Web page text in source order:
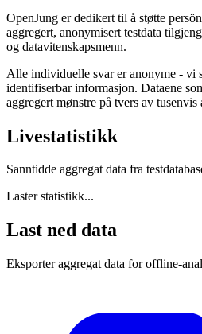
OpenJung er dedikert til å støtte
aggregert, anonymisert testdata
og datavitenskapsmenn.
Alle individuelle svar er anonyme - vi
identifiserbar informasjon. Dataene
aggregert mønstre på tvers av tusenvis
Livestatistikk
Sanntidde aggregat data fra
Laster statistikk...
Last ned data
Eksporter aggregat data for offline-